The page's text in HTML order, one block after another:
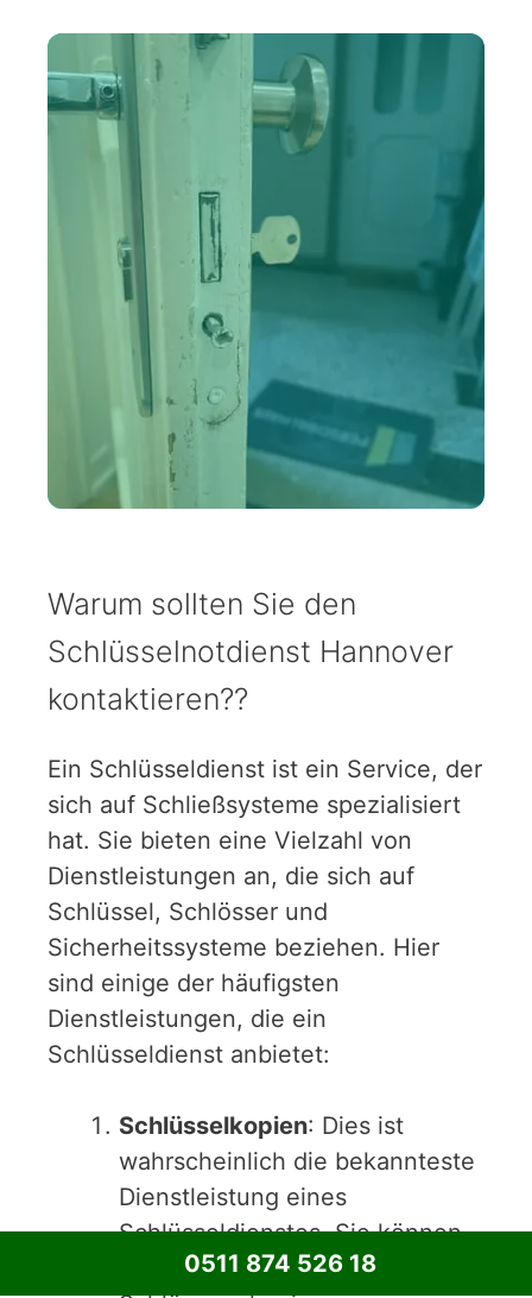
Warum sollten Sie den
Schlüsselnotdienst Hannover
kontaktieren??
Ein Schlüsseldienst ist ein Service, der
sich auf Schließsysteme spezialisiert
hat. Sie bieten eine Vielzahl von
Dienstleistungen an, die sich auf
Schlüssel, Schlösser und
Sicherheitssysteme beziehen. Hier
sind einige der häufigsten
Dienstleistungen, die ein
Schlüsseldienst anbietet:
Schlüsselkopien: Dies ist
wahrscheinlich die bekannteste
Dienstleistung eines
Schlüsseldienstes. Sie können
Schlüssel für eine Vielzahl von
0511 874 526 18